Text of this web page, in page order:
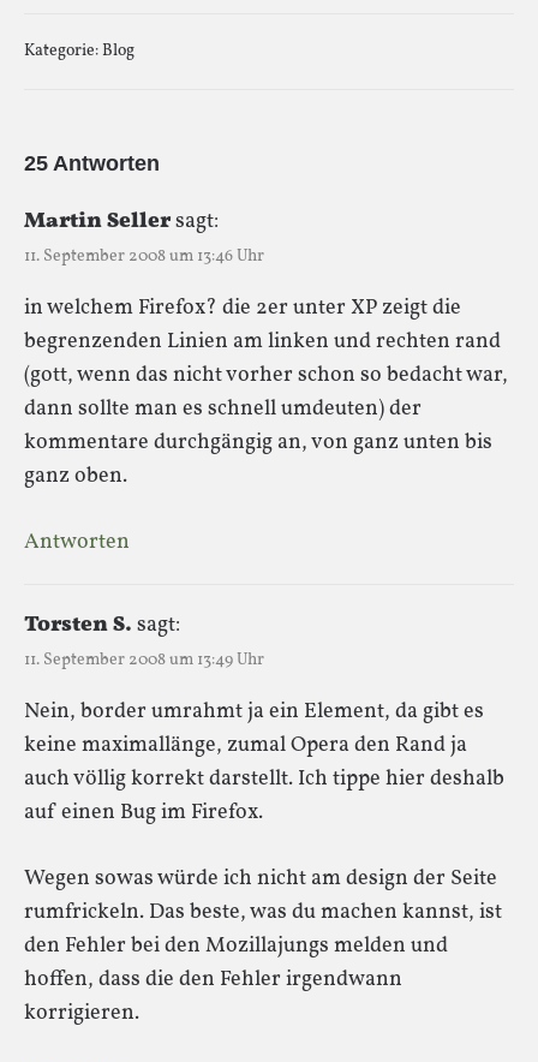
Kategorie:Blog
25 Antworten
Martin Sellersagt:
11. September 2008 um 13:46 Uhr
in welchem Firefox? die 2er unter XP zeigt die
begrenzenden Linien am linken und rechten rand
(gott, wenn das nicht vorher schon so bedacht war,
dann sollte man es schnell umdeuten) der
kommentare durchgängig an, von ganz unten bis
ganz oben.
Antworten
Torsten S. sagt:
11. September 2008 um 13:49 Uhr
Nein, border umrahmt ja ein Element, da gibt es
keine maximallänge, zumal Opera den Rand ja
auch völlig korrekt darstellt. Ich tippe hier deshalb
auf einen Bug im Firefox.
Wegen sowas würde ich nicht am design der Seite
rumfrickeln. Das beste, was du machen kannst, ist
den Fehler bei den Mozillajungs melden und
hoffen, dass die den Fehler irgendwann
korrigieren.